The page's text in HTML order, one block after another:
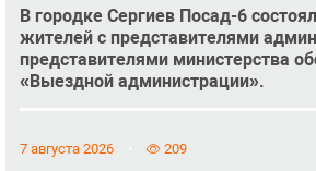
В городке Сергиев Посад-6
жителей с представителями
представителями министерства
«Выездной администрации».
7 августа 2026 209